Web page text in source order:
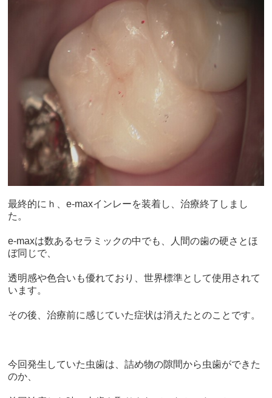
最終的にｈ、e-maxインレーを装着し、治療終了しまし
た。
e-maxは数あるセラミックの中でも、人間の歯の硬さとほ
ぼ同じで、
透明感や色合いも優れており、世界標準として使用されて
います。
その後、治療前に感じていた症状は消えたとのことです。
今回発生していた虫歯は、詰め物の隙間から虫歯ができた
のか、